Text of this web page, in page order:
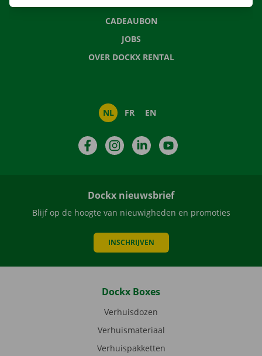
CADEAUBON
JOBS
OVER DOCKX RENTAL
NL FR EN
FacebookInstagramLinkedIn
Dockx nieuwsbrief
Blijf op de hoogte van nieuwigheden en promoties
INSCHRIJVEN
Dockx Boxes
Verhuisdozen
Verhuismateriaal
Verhuispakketten